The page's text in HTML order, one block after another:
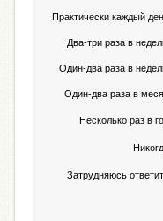
Практически каждый
Два-три раза в
Один-два раза в
Один-два раза в
Несколько раз в
Затрудняюсь